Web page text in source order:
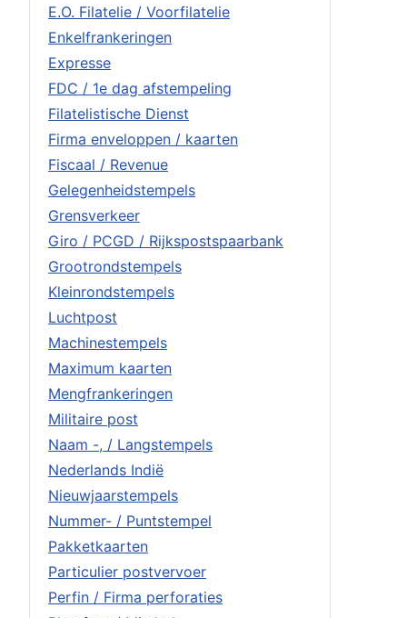
E.O. Filatelie / Voorfilatelie
Enkelfrankeringen
Expresse
FDC / 1e dag afstempeling
Filatelistische Dienst
Firma enveloppen / kaarten
Fiscaal / Revenue
Gelegenheidstempels
Grensverkeer
Giro / PCGD / Rijkspostspaarbank
Grootrondstempels
Kleinrondstempels
Luchtpost
Machinestempels
Maximum kaarten
Mengfrankeringen
Militaire post
Naam -, / Langstempels
Nederlands Indië
Nieuwjaarstempels
Nummer- / Puntstempel
Pakketkaarten
Particulier postvervoer
Perfin / Firma perforaties